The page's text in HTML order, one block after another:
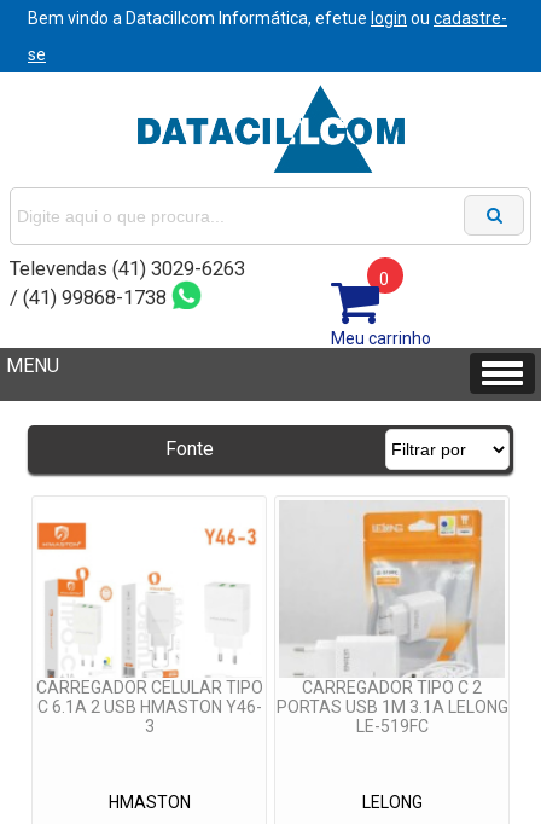
Bem vindo a Datacillcom Informática, efetue login ou cadastre-
se
Meu carrinho
0
Televendas (41) 3029-6263
/ (41) 99868-1738
Fonte
CARREGADOR CELULAR TIPO
C 6.1A 2 USB HMASTON Y46-
3
HMASTON
CARREGADOR TIPO C 2
PORTAS USB 1M 3.1A LELONG
LE-519FC
LELONG